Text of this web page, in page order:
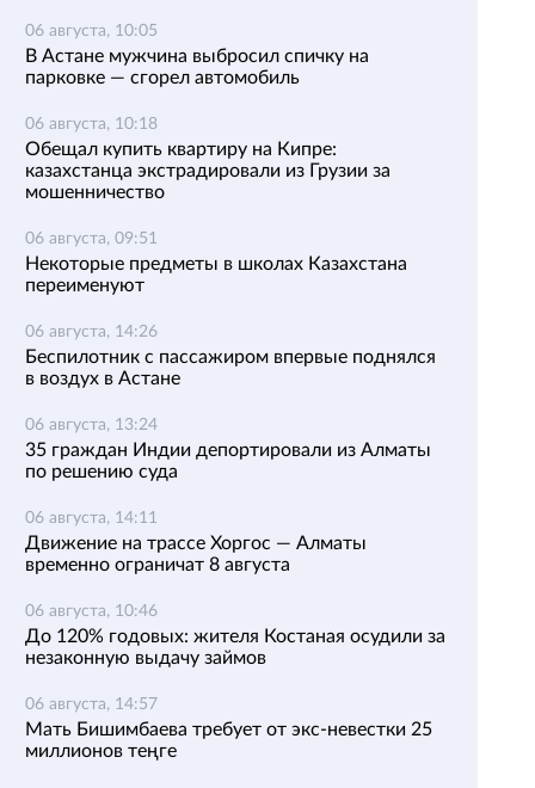
06 августа, 10:05
В Астане мужчина выбросил спичку на
парковке — сгорел автомобиль
06 августа, 10:18
Обещал купить квартиру на Кипре:
казахстанца экстрадировали из Грузии за
мошенничество
06 августа, 09:51
Некоторые предметы в школах Казахстана
переименуют
06 августа, 14:26
Беспилотник с пассажиром впервые поднялся
в воздух в Астане
06 августа, 13:24
35 граждан Индии депортировали из Алматы
по решению суда
06 августа, 14:11
Движение на трассе Хоргос — Алматы
временно ограничат 8 августа
06 августа, 10:46
До 120% годовых: жителя Костаная осудили за
незаконную выдачу займов
06 августа, 14:57
Мать Бишимбаева требует от экс-невестки 25
миллионов теңге